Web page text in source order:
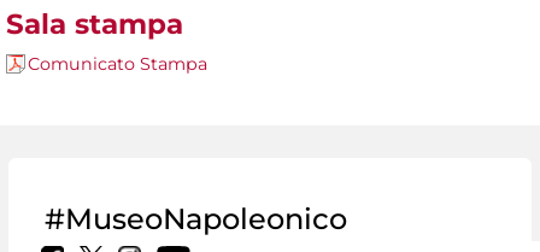
Sala stampa
Comunicato Stampa
#MuseoNapoleonico